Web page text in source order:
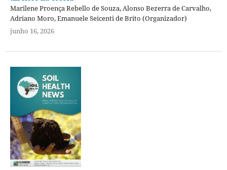
Marilene Proença Rebello de Souza, Alonso Bezerra de Carvalho,
Adriano Moro, Emanuele Seicenti de Brito (Organizador)
junho 16, 2026